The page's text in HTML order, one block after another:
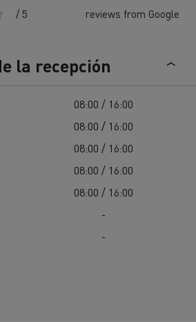
/ 5 reviews from Google
la recepción
08:00 / 16:00
08:00 / 16:00
08:00 / 16:00
08:00 / 16:00
08:00 / 16:00
-
-